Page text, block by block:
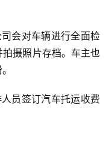
会对车辆进行全面检
摄照片存档。车主也
员签订汽车托运收费